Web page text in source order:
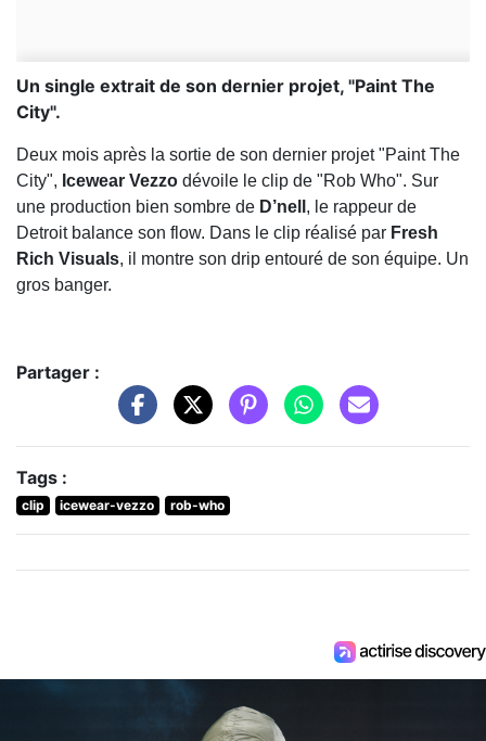
Un single extrait de son dernier projet, "Paint The
City".
Deux mois après la sortie de son dernier projet "Paint The
City", Icewear Vezzo dévoile le clip de "Rob Who". Sur
une production bien sombre de D’nell , le rappeur de
Detroit balance son flow. Dans le clip réalisé par Fresh
Rich Visuals, il montre son drip entouré de son équipe. Un
gros banger.
Partager :
Tags :
clip icewear-vezzo rob-who